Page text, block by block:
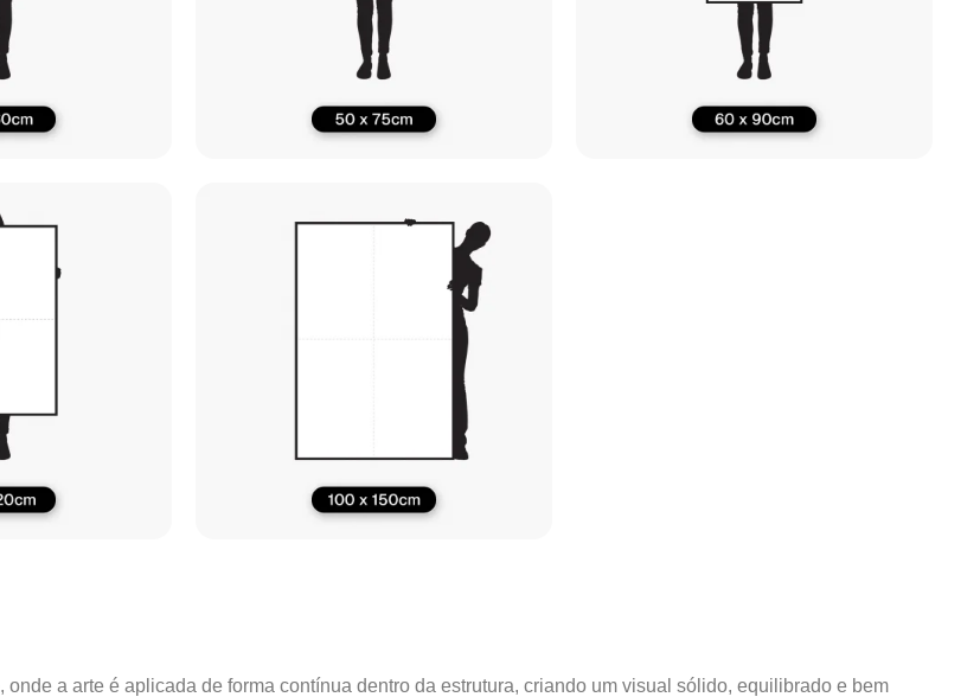
, onde a arte é aplicada de forma contínua dentro da estrutura, criando um visual sólido, equilibrado e bem